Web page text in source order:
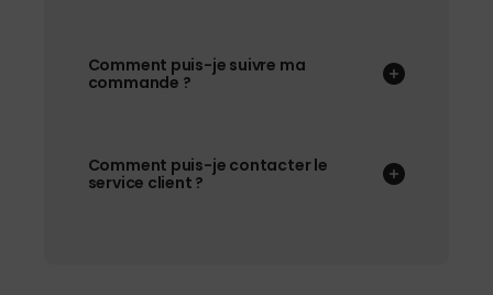
Comment puis-je suivre ma
commande ?
Comment puis-je contacter le
service client ?